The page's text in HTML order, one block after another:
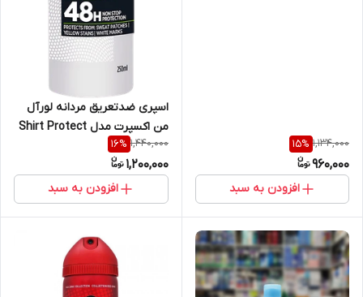
1,134,000
15%
960,000
افزودن به سبد
اسپری ضدتعریق مردانه لورآل
من اکسپرت مدل Shirt Protect
حجم ۲۵۰ میل
1,440,000
16%
1,200,000
افزودن به سبد